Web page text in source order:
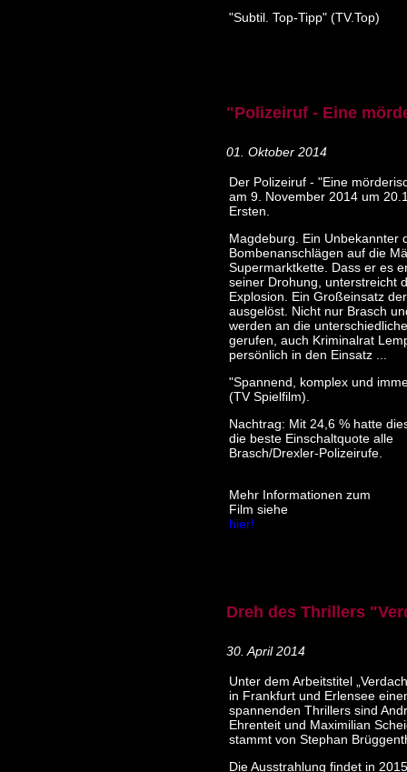
"Subtil. Top-Tipp" (TV.Top)
"Polizeiruf - Eine
01. Oktober 2014
Der Polizeiruf - "Eine
am 9. November 2014 um
Ersten.
Magdeburg. Ein Unbekannter
Bombenanschlägen auf die
Supermarktkette. Dass er es
seiner Drohung, unterstreicht
Explosion. Ein Großeinsatz
ausgelöst. Nicht nur Brasch
werden an die
gerufen, auch Kriminalrat
persönlich in den Einsatz ...
"Spannend, komplex und
(TV Spielfilm).
Nachtrag: Mit 24,6 % hatte
die beste Einschaltquote alle
Brasch/Drexler-Polizeirufe.
Mehr Informationen zum
Film siehe
hier!
Dreh des Thrillers
30. April 2014
Unter dem Arbeitstitel
in Frankfurt und Erlensee
spannenden Thrillers sind
Ehrenteit und Maximilian
stammt von Stephan
Die Ausstrahlung findet in